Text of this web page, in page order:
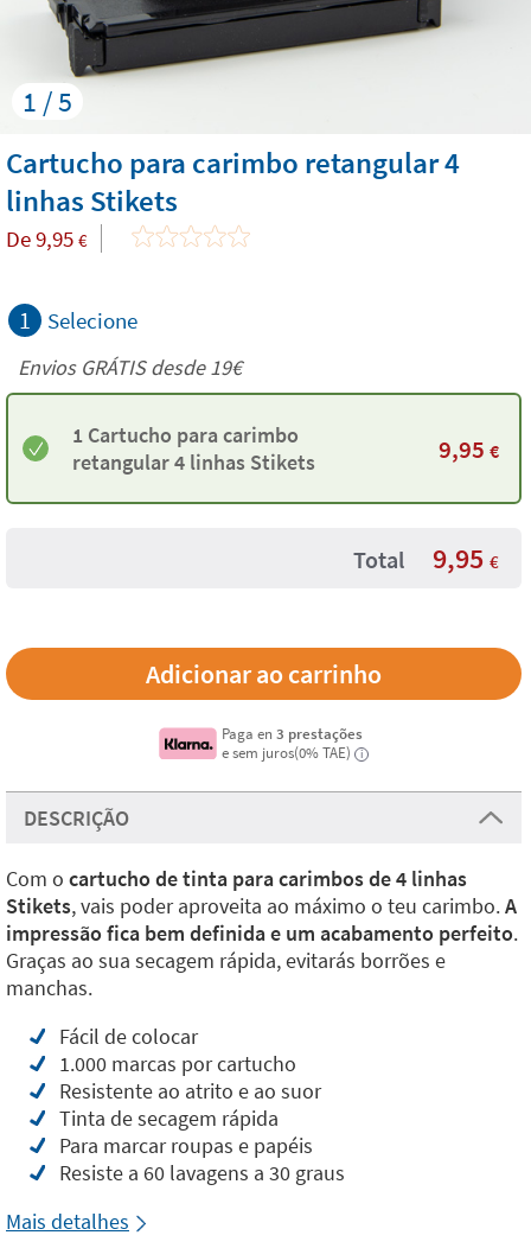
1 / 5
Cartucho para carimbo retangular 4
linhas Stikets
De9,95 €
1 Selecione
Envios GRÁTIS desde 19€
1 Cartucho para carimbo
retangular 4 linhas Stikets
9,95 €
Total 9,95 €
Paga en3 prestações
e sem juros(0% TAE)
i
DESCRIÇÃO
Com o cartucho de tinta para carimbos de 4 linhas
Stikets, vais poder aproveita ao máximo o teu carimbo.A
impressão fica bem definida e um acabamento perfeito.
Graças ao sua secagem rápida, evitarás borrões e
manchas.
Fácil de colocar
1.000 marcas por cartucho
Resistente ao atrito e ao suor
Tinta de secagem rápida
Para marcar roupas e papéis
Resiste a 60 lavagens a 30 graus
Mais detalhes